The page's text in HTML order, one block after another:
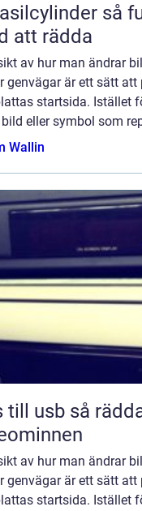
så fungerar den och därför är den
att rädda
av hur man ändrar
genvägar är ett sätt
startsida. Istället
eller symbol som
Wallin
räddar du dina gamla
av hur man ändrar
genvägar är ett sätt
startsida. Istället